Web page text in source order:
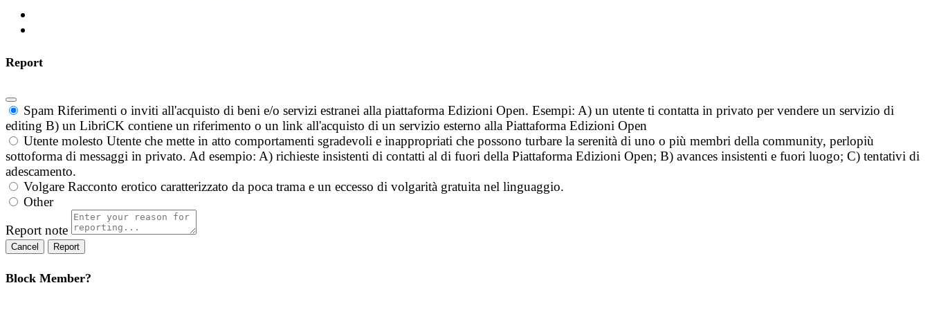
Report
Spam Riferimenti o inviti all'acquisto di beni e/o servizi estranei alla piattaforma Edizioni Open. Esempi: A) un utente ti contatta in privato per vendere un servizio di
editing B) un LibriCK contiene un riferimento o un link all'acquisto di un servizio esterno alla Piattaforma Edizioni Open
Utente molesto Utente che mette in atto comportamenti sgradevoli e inappropriati che possono turbare la serenità di uno o più membri della community, perlopiù
sottoforma di messaggi in privato. Ad esempio: A) richieste insistenti di contatti al di fuori della Piattaforma Edizioni Open; B) avances insistenti e fuori luogo; C) tentativi di
adescamento.
Volgare Racconto erotico caratterizzato da poca trama e un eccesso di volgarità gratuita nel linguaggio.
Other
Report note
Report
Block Member?